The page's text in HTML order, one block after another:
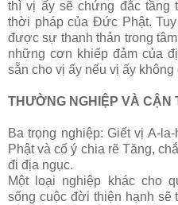
thì vị ấy sẽ chứng đắc tầng
thời pháp của Ðức Phật.
được sự thanh thản trong
những cơn khiếp đảm của
sẵn cho vị ấy nếu vị ấy
THƯỜNG NGHIỆP VÀ CẬN
Ba trọng nghiệp: Giết vị A-
Phật và cố ý chia rẽ Tăng,
đi địa ngục.
Một loại nghiệp khác cho
sống cuộc đời thiện hạnh sẽ